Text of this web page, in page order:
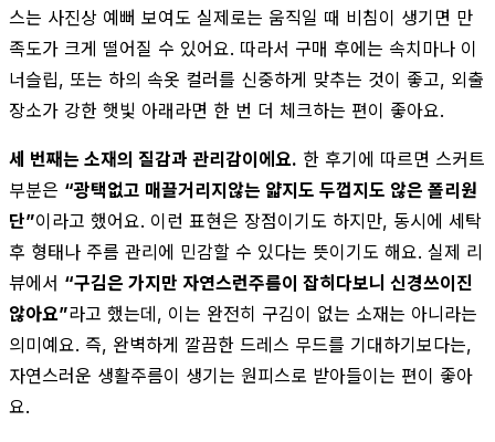
스는 사진상 예뻐 보여도 실제로는 움직일 때 비침이 생기면 만
족도가 크게 떨어질 수 있어요. 따라서 구매 후에는 속치마나 이
너슬립, 또는 하의 속옷 컬러를 신중하게 맞추는 것이 좋고, 외출
장소가 강한 햇빛 아래라면 한 번 더 체크하는 편이 좋아요.
세 번째는 소재의 질감과 관리감이에요. 한 후기에 따르면 스커트
부분은 “광택없고 매끌거리지않는 얇지도 두껍지도 않은 폴리원
단”이라고 했어요. 이런 표현은 장점이기도 하지만, 동시에 세탁
후 형태나 주름 관리에 민감할 수 있다는 뜻이기도 해요. 실제 리
뷰에서 “구김은 가지만 자연스런주름이 잡히다보니 신경쓰이진
않아요”라고 했는데, 이는 완전히 구김이 없는 소재는 아니라는
의미예요. 즉, 완벽하게 깔끔한 드레스 무드를 기대하기보다는,
자연스러운 생활주름이 생기는 원피스로 받아들이는 편이 좋아
요.